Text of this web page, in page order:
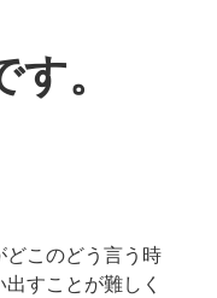
。
どこのどう言う時
すことが難しく